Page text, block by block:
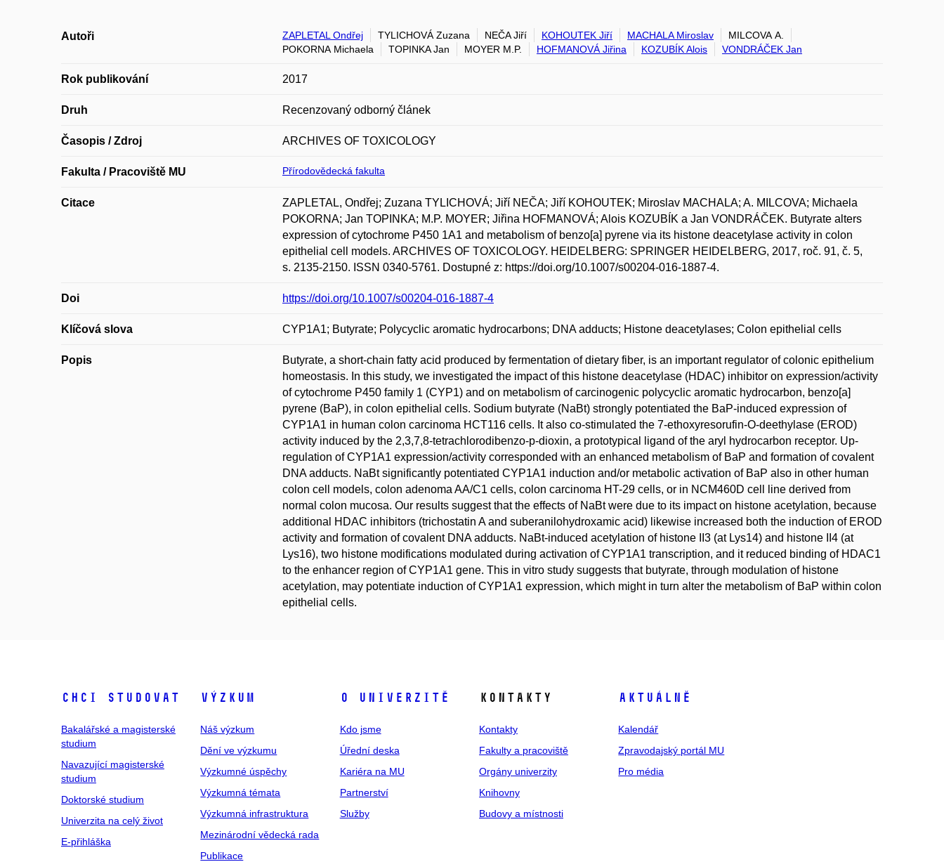
Autoři ZAPLETAL Ondřej TYLICHOVÁ Zuzana NEČA Jiří KOHOUTEK Jiří MACHALA Miroslav
MILCOVA A.
POKORNA Michaela
TOPINKA Jan MOYER M.P. HOFMANOVÁ Jiřina KOZUBÍK Alois VONDRÁČEK Jan
Rok publikování 2017
Druh Recenzovaný odborný článek
Časopis / Zdroj ARCHIVES OF TOXICOLOGY
Fakulta / Pracoviště MU Přírodovědecká fakulta
Citace
ZAPLETAL, Ondřej; Zuzana TYLICHOVÁ; Jiří NEČA; Jiří KOHOUTEK; Miroslav MACHALA; A. MILCOVA; Michaela
POKORNA; Jan TOPINKA; M.P. MOYER; Jiřina HOFMANOVÁ; Alois KOZUBÍK a Jan VONDRÁČEK. Butyrate alters
expression of cytochrome P450 1A1 and metabolism of benzo[a] pyrene via its histone deacetylase activity in colon
epithelial cell models. ARCHIVES OF TOXICOLOGY. HEIDELBERG: SPRINGER HEIDELBERG, 2017, roč. 91, č. 5,
s. 2135-2150. ISSN 0340-5761. Dostupné z: https://doi.org/10.1007/s00204-016-1887-4.
Doi https://doi.org/10.1007/s00204-016-1887-4
Klíčová slova CYP1A1; Butyrate; Polycyclic aromatic hydrocarbons; DNA adducts; Histone deacetylases; Colon epithelial cells
Popis
Butyrate, a short-chain fatty acid produced by fermentation of dietary fiber, is an important regulator of colonic epithelium
homeostasis. In this study, we investigated the impact of this histone deacetylase (HDAC) inhibitor on expression/activity
of cytochrome P450 family 1 (CYP1) and on metabolism of carcinogenic polycyclic aromatic hydrocarbon, benzo[a]
pyrene (BaP), in colon epithelial cells. Sodium butyrate (NaBt) strongly potentiated the BaP-induced expression of
CYP1A1 in human colon carcinoma HCT116 cells. It also co-stimulated the 7-ethoxyresorufin-O-deethylase (EROD)
activity induced by the 2,3,7,8-tetrachlorodibenzo-p-dioxin, a prototypical ligand of the aryl hydrocarbon receptor. Up-
regulation of CYP1A1 expression/activity corresponded with an enhanced metabolism of BaP and formation of covalent
DNA adducts. NaBt significantly potentiated CYP1A1 induction and/or metabolic activation of BaP also in other human
colon cell models, colon adenoma AA/C1 cells, colon carcinoma HT-29 cells, or in NCM460D cell line derived from
normal colon mucosa. Our results suggest that the effects of NaBt were due to its impact on histone acetylation, because
additional HDAC inhibitors (trichostatin A and suberanilohydroxamic acid) likewise increased both the induction of EROD
activity and formation of covalent DNA adducts. NaBt-induced acetylation of histone II3 (at Lys14) and histone II4 (at
Lys16), two histone modifications modulated during activation of CYP1A1 transcription, and it reduced binding of HDAC1
to the enhancer region of CYP1A1 gene. This in vitro study suggests that butyrate, through modulation of histone
acetylation, may potentiate induction of CYP1A1 expression, which might in turn alter the metabolism of BaP within colon
epithelial cells.
Chci studovat
Bakalářské a magisterské
studium
Navazující magisterské
studium
Doktorské studium
Univerzita na celý život
E-přihláška
Výzkum
Náš výzkum
Dění ve výzkumu
Výzkumné úspěchy
Výzkumná témata
Výzkumná infrastruktura
Mezinárodní vědecká rada
Publikace
O univerzitě
Kdo jsme
Úřední deska
Kariéra na MU
Partnerství
Služby
Kontakty
Kontakty
Fakulty a pracoviště
Orgány univerzity
Knihovny
Budovy a místnosti
Aktuálně
Kalendář
Zpravodajský portál MU
Pro média